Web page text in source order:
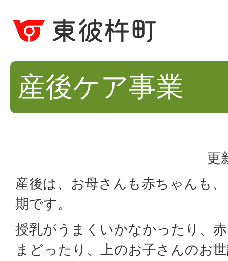
産後ケア事業
更
産後は、お母さんも赤ちゃんも
期です。
授乳がうまくいかなかったり、
まどったり、上のお子さんのお